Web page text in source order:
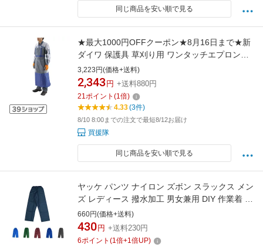
同じ商品を安い順で見る
★最大1000円OFFクーポン★8月16日まで★新
ダイワ 保護具 草刈り用 ワンタッチエプロン
DT002403 【やまびこ YAMABIKO 新ダイワ
SHINDAIWA 保護具 草刈り用 ワンタッチエプロ
ン DT002403 刈払機 刈払い機 草刈機 草刈り
機】【おしゃれ おすすめ】[CB99]
3,223円(価格+送料)
2,343 円 +送料880円
21ポイント (1倍)
4.33(3件)
8/10 8:00までの注文で最短8/12お届け
買援隊
同じ商品を安い順で見る
ヤッケ パンツ ナイロン ズボン スラックス メン
ズ レディース 撥水加工 男女兼用 DIY 作業着 農
業 ペンキ 塗装 工場 掃除 上下別売 ナイロンパ
ンツ 農作業 畑 かっぱ日和 【2着までメール便
対応】
660円(価格+送料)
430 円 +送料230円
6ポイント (1倍+1倍UP)